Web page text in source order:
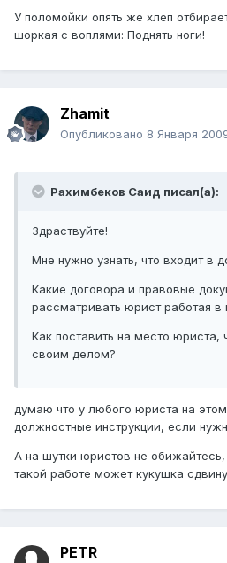
У поломойки опять же хлеп
шоркая с воплями: Поднять ноги!
Zhamit
Опубликовано 8 Января
Рахимбеков Саид писал(а):
Здраствуйте!
Мне нужно узнать, что входит в
Какие договора и правовые
рассматривать юрист работая в
Как поставить на место юриста,
своим делом?
думаю что у любого юриста на
должностные инструкции, если
А на шутки юристов не
такой работе может кукушка
PETR